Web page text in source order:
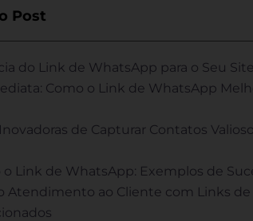
Post
do Link de WhatsApp para o Seu Site
Como o Link de WhatsApp
de Capturar Contatos
Link de WhatsApp: Exemplos de
Atendimento ao Cliente com Links